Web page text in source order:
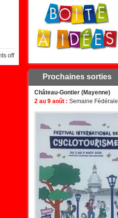
off
Prochaines sorties
Château-Gontier (Mayenne)
2 au 9 août : Semaine Fédérale